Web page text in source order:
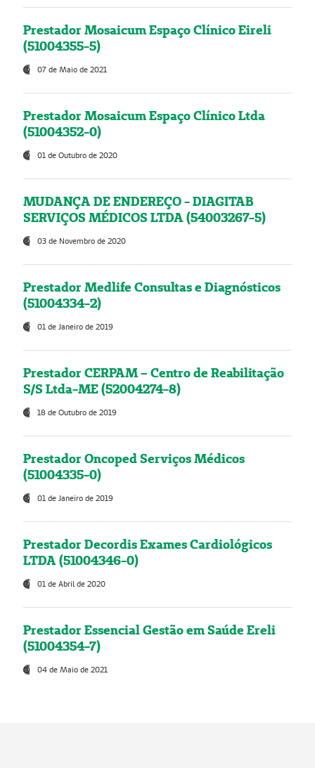
Prestador Mosaicum Espaço Clínico Eireli
(51004355-5)
07 de Maio de 2021
Prestador Mosaicum Espaço Clínico Ltda
(51004352-0)
01 de Outubro de 2020
MUDANÇA DE ENDEREÇO - DIAGITAB
SERVIÇOS MÉDICOS LTDA (54003267-5)
03 de Novembro de 2020
Prestador Medlife Consultas e Diagnósticos
(51004334-2)
01 de Janeiro de 2019
Prestador CERPAM – Centro de Reabilitação
S/S Ltda-ME (52004274-8)
18 de Outubro de 2019
Prestador Oncoped Serviços Médicos
(51004335-0)
01 de Janeiro de 2019
Prestador Decordis Exames Cardiológicos
LTDA (51004346-0)
01 de Abril de 2020
Prestador Essencial Gestão em Saúde Ereli
(51004354-7)
04 de Maio de 2021